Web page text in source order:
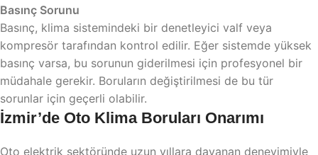
Basınç Sorunu
Basınç, klima sistemindeki bir denetleyici valf veya
kompresör tarafından kontrol edilir. Eğer sistemde yüksek
basınç varsa, bu sorunun giderilmesi için profesyonel bir
müdahale gerekir. Boruların değiştirilmesi de bu tür
sorunlar için geçerli olabilir.
İzmir’de Oto Klima Boruları Onarımı
Oto elektrik sektöründe uzun yıllara dayanan deneyimiyle